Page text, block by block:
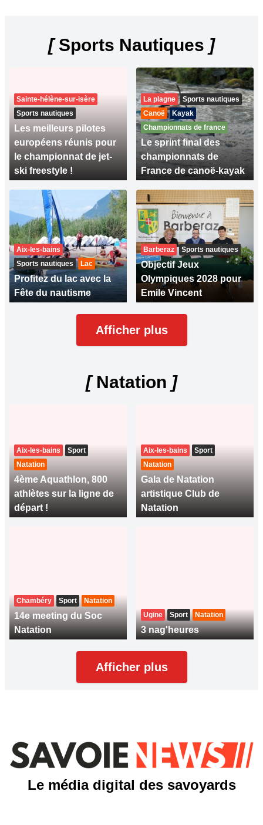
[Sports Nautiques ]
Sainte-hélène-sur-isère
Sports nautiques
Les meilleurs pilotes
européens réunis pour
le championnat de jet-
ski freestyle !
La plagne
Sports nautiques
Canoë
Kayak
Championnats de france
Le sprint final des
championnats de
France de canoë-kayak
Aix-les-bains
Sports nautiques
Lac
Profitez du lac avec la
Fête du nautisme
Barberaz Sports nautiques
Objectif Jeux
Olympiques 2028 pour
Emile Vincent
Afficher plus
[Natation ]
Aix-les-bains
Sport
Natation
4ème Aquathlon, 800
athlètes sur la ligne de
départ !
Aix-les-bains
Sport
Natation
Gala de Natation
artistique Club de
Natation
Chambéry Sport Natation
14e meeting du Soc
Natation
Ugine Sport Natation
3 nag'heures
Afficher plus
Le média digital des savoyards